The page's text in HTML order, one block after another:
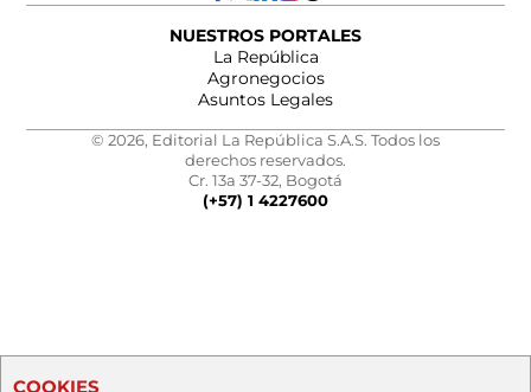
NUESTROS PORTALES
La República
Agronegocios
Asuntos Legales
© 2026, Editorial La República S.A.S. Todos los
derechos reservados.
Cr. 13a 37-32, Bogotá
(+57) 1 4227600
COOKIES